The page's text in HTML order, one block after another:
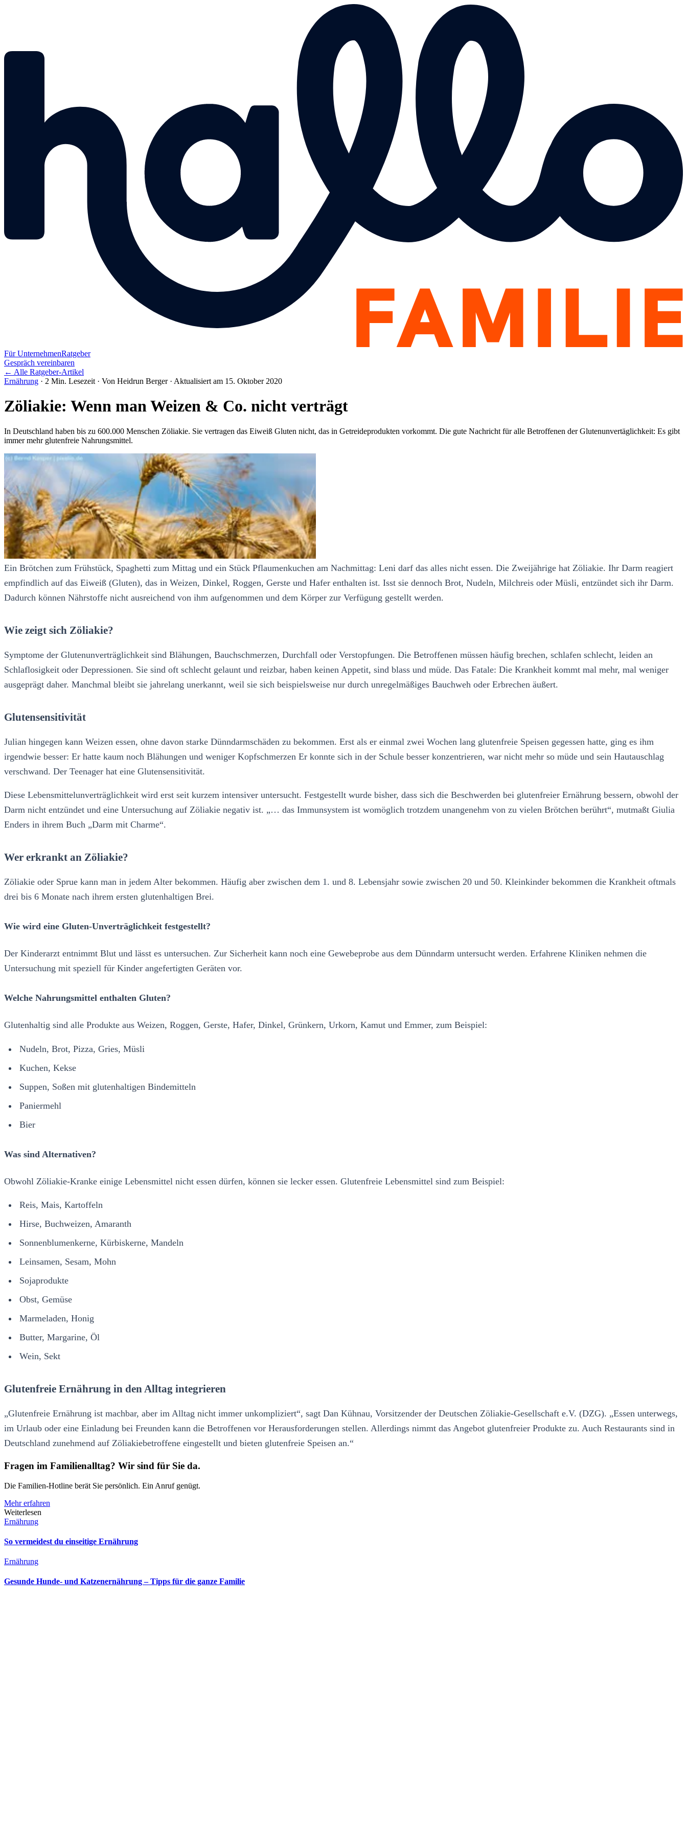
Für UnternehmenRatgeber
Gespräch vereinbaren
← Alle Ratgeber-Artikel
Ernährung · 2 Min. Lesezeit · Von Heidrun Berger · Aktualisiert am 15. Oktober 2020
Zöliakie: Wenn man Weizen & Co. nicht verträgt
In Deutschland haben bis zu 600.000 Menschen Zöliakie. Sie vertragen das Eiweiß Gluten nicht, das in Getreideprodukten vorkommt. Die gute Nachricht für alle Betroffenen der Glutenunvertäglichkeit: Es gibt
immer mehr glutenfreie Nahrungsmittel.
Ein Brötchen zum Frühstück, Spaghetti zum Mittag und ein Stück Pflaumenkuchen am Nachmittag: Leni darf das alles nicht essen. Die Zweijährige hat Zöliakie. Ihr Darm reagiert
empfindlich auf das Eiweiß (Gluten), das in Weizen, Dinkel, Roggen, Gerste und Hafer enthalten ist. Isst sie dennoch Brot, Nudeln, Milchreis oder Müsli, entzündet sich ihr Darm.
Dadurch können Nährstoffe nicht ausreichend von ihm aufgenommen und dem Körper zur Verfügung gestellt werden.
Wie zeigt sich Zöliakie?
Symptome der Glutenunverträglichkeit sind Blähungen, Bauchschmerzen, Durchfall oder Verstopfungen. Die Betroffenen müssen häufig brechen, schlafen schlecht, leiden an
Schlaflosigkeit oder Depressionen. Sie sind oft schlecht gelaunt und reizbar, haben keinen Appetit, sind blass und müde. Das Fatale: Die Krankheit kommt mal mehr, mal weniger
ausgeprägt daher. Manchmal bleibt sie jahrelang unerkannt, weil sie sich beispielsweise nur durch unregelmäßiges Bauchweh oder Erbrechen äußert.
Glutensensitivität
Julian hingegen kann Weizen essen, ohne davon starke Dünndarmschäden zu bekommen. Erst als er einmal zwei Wochen lang glutenfreie Speisen gegessen hatte, ging es ihm
irgendwie besser: Er hatte kaum noch Blähungen und weniger Kopfschmerzen Er konnte sich in der Schule besser konzentrieren, war nicht mehr so müde und sein Hautauschlag
verschwand. Der Teenager hat eine Glutensensitivität.
Diese Lebensmittelunverträglichkeit wird erst seit kurzem intensiver untersucht. Festgestellt wurde bisher, dass sich die Beschwerden bei glutenfreier Ernährung bessern, obwohl der
Darm nicht entzündet und eine Untersuchung auf Zöliakie negativ ist. „… das Immunsystem ist womöglich trotzdem unangenehm von zu vielen Brötchen berührt“, mutmaßt Giulia
Enders in ihrem Buch „Darm mit Charme“.
Wer erkrankt an Zöliakie?
Zöliakie oder Sprue kann man in jedem Alter bekommen. Häufig aber zwischen dem 1. und 8. Lebensjahr sowie zwischen 20 und 50. Kleinkinder bekommen die Krankheit oftmals
drei bis 6 Monate nach ihrem ersten glutenhaltigen Brei.
Wie wird eine Gluten-Unverträglichkeit festgestellt?
Der Kinderarzt entnimmt Blut und lässt es untersuchen. Zur Sicherheit kann noch eine Gewebeprobe aus dem Dünndarm untersucht werden. Erfahrene Kliniken nehmen die
Untersuchung mit speziell für Kinder angefertigten Geräten vor.
Welche Nahrungsmittel enthalten Gluten?
Glutenhaltig sind alle Produkte aus Weizen, Roggen, Gerste, Hafer, Dinkel, Grünkern, Urkorn, Kamut und Emmer, zum Beispiel:
Nudeln, Brot, Pizza, Gries, Müsli
Kuchen, Kekse
Suppen, Soßen mit glutenhaltigen Bindemitteln
Paniermehl
Bier
Was sind Alternativen?
Obwohl Zöliakie-Kranke einige Lebensmittel nicht essen dürfen, können sie lecker essen. Glutenfreie Lebensmittel sind zum Beispiel:
Reis, Mais, Kartoffeln
Hirse, Buchweizen, Amaranth
Sonnenblumenkerne, Kürbiskerne, Mandeln
Leinsamen, Sesam, Mohn
Sojaprodukte
Obst, Gemüse
Marmeladen, Honig
Butter, Margarine, Öl
Wein, Sekt
Glutenfreie Ernährung in den Alltag integrieren
„Glutenfreie Ernährung ist machbar, aber im Alltag nicht immer unkompliziert“, sagt Dan Kühnau, Vorsitzender der Deutschen Zöliakie-Gesellschaft e.V. (DZG). „Essen unterwegs,
im Urlaub oder eine Einladung bei Freunden kann die Betroffenen vor Herausforderungen stellen. Allerdings nimmt das Angebot glutenfreier Produkte zu. Auch Restaurants sind in
Deutschland zunehmend auf Zöliakiebetroffene eingestellt und bieten glutenfreie Speisen an.“
Fragen im Familienalltag? Wir sind für Sie da.
Die Familien-Hotline berät Sie persönlich. Ein Anruf genügt.
Mehr erfahren
Weiterlesen
Ernährung
So vermeidest du einseitige Ernährung
Ernährung
Gesunde Hunde- und Katzenernährung – Tipps für die ganze Familie